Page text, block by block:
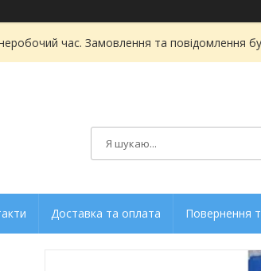
час. Замовлення та повідомлення
Доставка та оплата Повернення